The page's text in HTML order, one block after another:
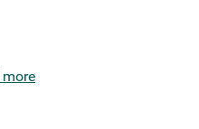
more